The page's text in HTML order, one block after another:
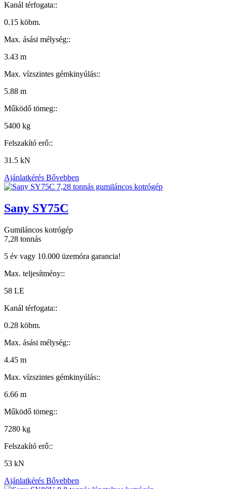
Kanál térfogata::
0.15 köbm.
Max. ásási mélység::
3.43 m
Max. vízszintes gémkinyúlás::
5.88 m
Működő tömeg::
5400 kg
Felszakító erő::
31.5 kN
Ajánlatkérés Bővebben
Sany SY75C
Gumiláncos kotrógép
7,28 tonnás
5 év vagy 10.000 üzemóra garancia!
Max. teljesítmény::
58 LE
Kanál térfogata::
0.28 köbm.
Max. ásási mélység::
4.45 m
Max. vízszintes gémkinyúlás::
6.66 m
Működő tömeg::
7280 kg
Felszakító erő::
53 kN
Ajánlatkérés Bővebben